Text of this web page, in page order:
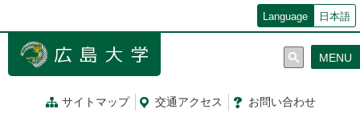
ン
Language 日本語
サイトマップ 交通アクセス お問い合わせ
MENU